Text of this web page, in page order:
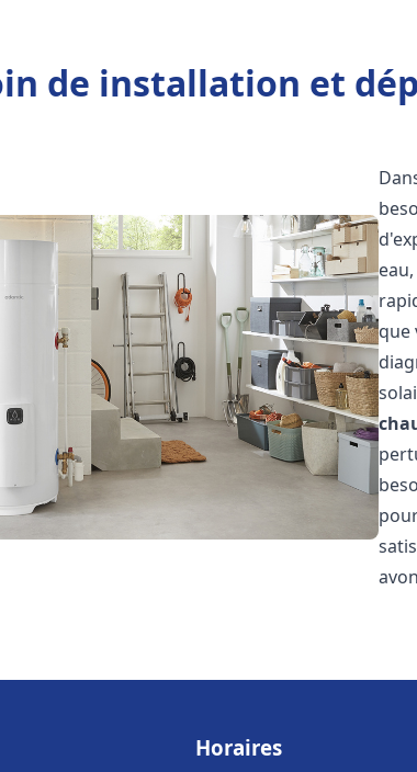
de installation et
que
Horaires